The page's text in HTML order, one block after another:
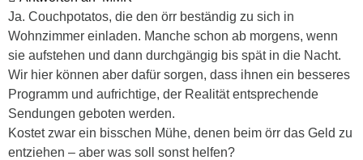
Ja. Couchpotatos, die den örr beständig zu sich in
Wohnzimmer einladen. Manche schon ab morgens, wenn
sie aufstehen und dann durchgängig bis spät in die Nacht.
Wir hier können aber dafür sorgen, dass ihnen ein besseres
Programm und aufrichtige, der Realität entsprechende
Sendungen geboten werden.
Kostet zwar ein bisschen Mühe, denen beim örr das Geld zu
entziehen – aber was soll sonst helfen?